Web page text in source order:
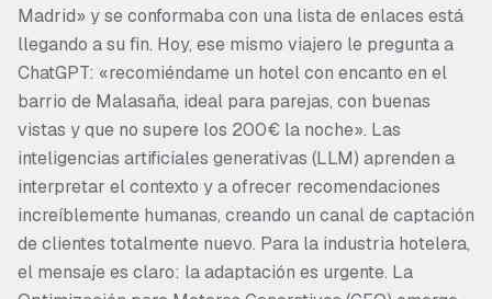
Madrid» y se conformaba con una lista de enlaces está
llegando a su fin. Hoy, ese mismo viajero le pregunta a
ChatGPT: «recomiéndame un hotel con encanto en el
barrio de Malasaña, ideal para parejas, con buenas
vistas y que no supere los 200€ la noche». Las
inteligencias artificiales generativas (LLM) aprenden a
interpretar el contexto y a ofrecer recomendaciones
increíblemente humanas, creando un canal de captación
de clientes totalmente nuevo. Para la industria hotelera,
el mensaje es claro: la adaptación es urgente. La